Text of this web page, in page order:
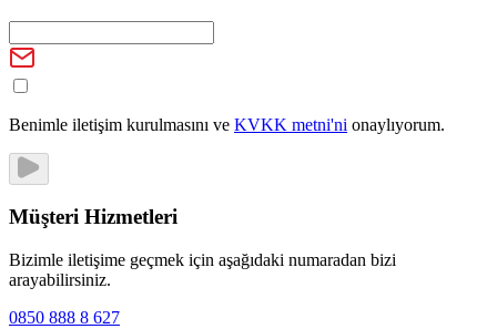
Benimle iletişim kurulmasını ve KVKK metni'ni onaylıyorum.
Müşteri Hizmetleri
Bizimle iletişime geçmek için aşağıdaki numaradan bizi
arayabilirsiniz.
0850 888 8 627